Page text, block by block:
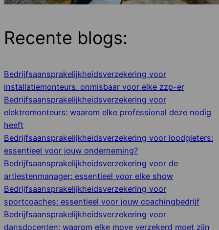
Recente blogs:
Bedrijfsaansprakelijkheidsverzekering voor
installatiemonteurs: onmisbaar voor elke zzp-er
Bedrijfsaansprakelijkheidsverzekering voor
elektromonteurs: waarom elke professional deze nodig
heeft
Bedrijfsaansprakelijkheidsverzekering voor loodgieters:
essentieel voor jouw onderneming?
Bedrijfsaansprakelijkheidsverzekering voor de
artiestenmanager: essentieel voor elke show
Bedrijfsaansprakelijkheidsverzekering voor
sportcoaches: essentieel voor jouw coachingbedrijf
Bedrijfsaansprakelijkheidsverzekering voor
dansdocenten: waarom elke move verzekerd moet zijn